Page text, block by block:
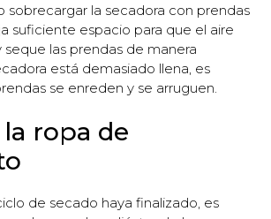
sobrecargar la secadora con prendas
suficiente espacio para que el aire
las prendas de manera
está demasiado llena, es
se enreden y se arruguen.
ropa de
de secado haya finalizado, es